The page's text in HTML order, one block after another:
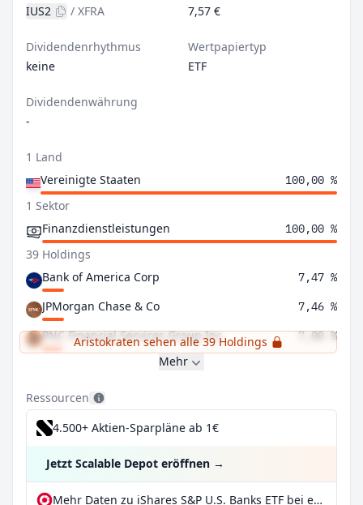
IUS2
/ XFRA
7,57 €
Dividendenrhythmus
keine
Wertpapiertyp
ETF
Dividendenwährung
-
1 Land
Vereinigte Staaten
100,00 %
1 Sektor
Finanzdienstleistungen
100,00 %
39 Holdings
Bank of America Corp
7,47 %
JPMorgan Chase & Co 7,46 %
PNC Financial Services Group Inc 7,00 %
Aristokraten sehen alle 39 Holdings
Mehr
Ressourcen
4.500+ Aktien-Sparpläne ab 1€
Jetzt Scalable Depot eröffnen →
Mehr Daten zu iShares S&P U.S. Banks ETF bei extraETF